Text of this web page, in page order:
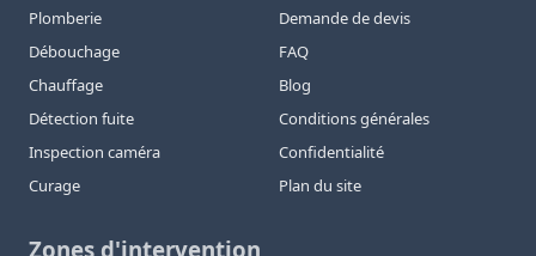
Plomberie
Débouchage
Chauffage
Détection fuite
Inspection caméra
Curage
Demande de devis
FAQ
Blog
Conditions générales
Confidentialité
Plan du site
Zones d'intervention